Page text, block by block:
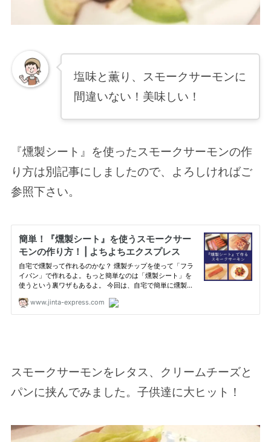
塩味と薫り、スモークサーモンに
間違いない！美味しい！
『燻製シート』を使ったスモークサーモンの作
り方は別記事にしましたので、よろしければご
参照下さい。
スモークサーモンをレタス、クリームチーズと
パンに挟んでみました。子供達に大ヒット！